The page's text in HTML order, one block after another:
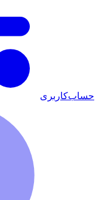
حساب‌کاربری